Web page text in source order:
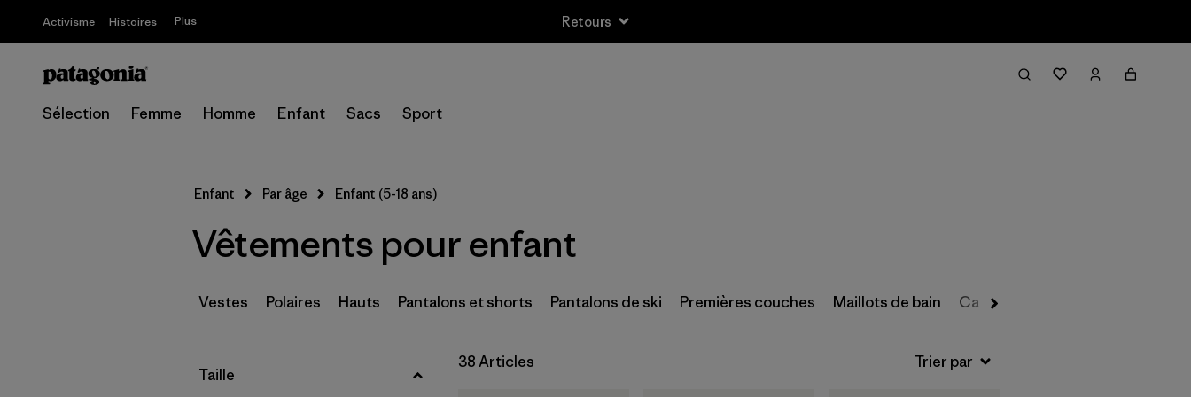
Activisme Histoires Plus Retours
Sélection Femme Homme Enfant Sacs Sport
Filter & Sort
2 ans (1)
3 ans
Enfant Par âge Enfant (5-18 ans)
Vêtements pour enfant
Vestes Polaires Hauts Pantalons et shorts Pantalons de ski Premières couches Maillots de bain Casquettes, bonnets et
Filtrer par
Taille
38 Articles